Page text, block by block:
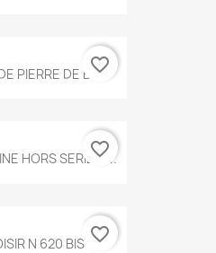
PIERRE DE BOIS
favorite_border
HORS SERIE N...
favorite_border
N 620 BIS favorite_border